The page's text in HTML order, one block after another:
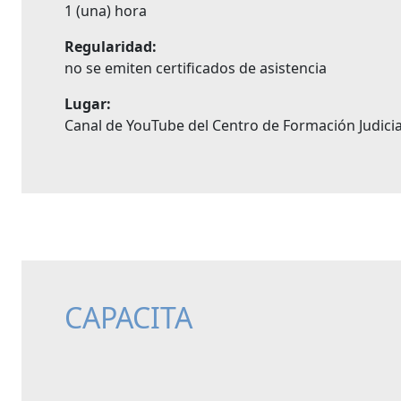
1 (una) hora
Regularidad:
no se emiten certificados de asistencia
Lugar:
Canal de YouTube del Centro de Formación
CAPACITA